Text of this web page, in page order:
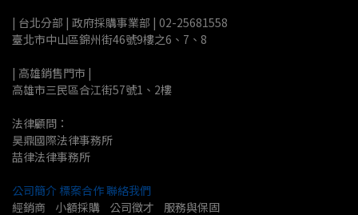
| 台北分部 | 政府採購事業部 | 02-25681558
臺北市中山區錦州街46號9樓之6、7、8
| 高雄銷售門市 |
高雄市三民區合江街57號1、2樓
法律顧問：
昊鼎國際法律事務所
喆律法律事務所
公司簡介 標案合作聯絡我們
經銷商    小額採購    公司徵才    服務與保固